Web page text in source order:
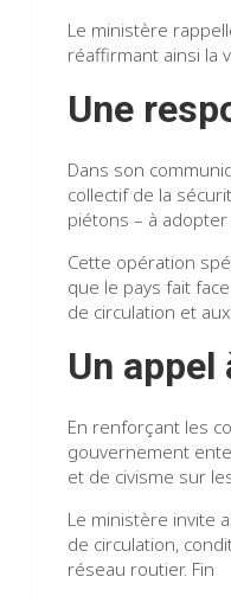
Le ministère
réaffirmant ainsi la
Une
Dans son
collectif de la
piétons – à
Cette opération
que le pays fait
de circulation et
Un
En renforçant les
gouvernement
et de civisme sur
Le ministère invite
de circulation,
réseau routier. Fin